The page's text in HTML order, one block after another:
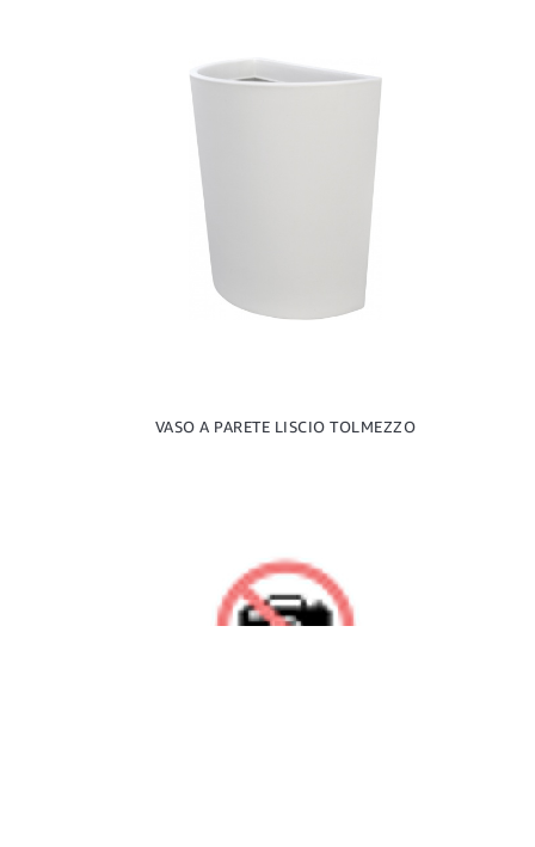
VASO A PARETE LISCIO TOLMEZZO